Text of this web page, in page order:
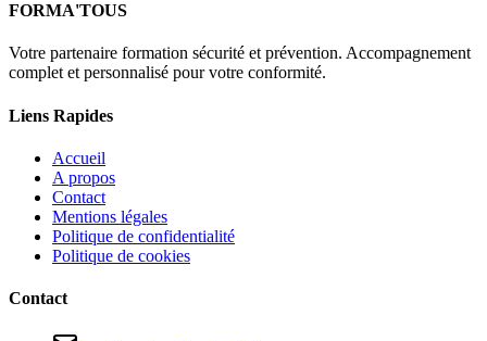
FORMA'TOUS
Votre partenaire formation sécurité et prévention. Accompagnement
complet et personnalisé pour votre conformité.
Liens Rapides
Accueil
A propos
Contact
Mentions légales
Politique de confidentialité
Politique de cookies
Contact